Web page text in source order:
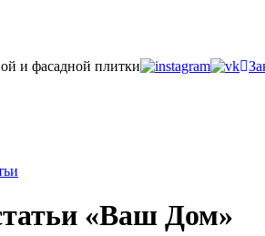
и фасадной плитки
«Ваш Дом»